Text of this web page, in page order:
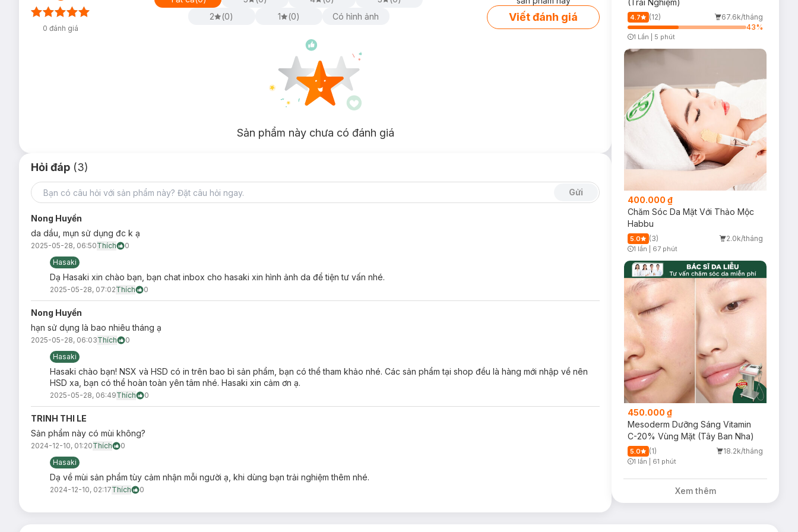
0 đánh giá
2
(0) 1 (0) Có hình ảnh Viết đánh giá
Sản phẩm này chưa có đánh giá
Hỏi đáp (3)
Gửi
Nong Huyền
da dầu, mụn sử dụng đc k ạ
2025-05-28, 06:50Thích
0
Hasaki
Dạ Hasaki xin chào bạn, bạn chat inbox cho hasaki xin hình ảnh da để tiện tư vấn nhé.
2025-05-28, 07:02Thích 0
Nong Huyền
hạn sử dụng là bao nhiêu tháng ạ
2025-05-28, 06:03Thích
0
Hasaki
Hasaki chào bạn! NSX và HSD có in trên bao bì sản phẩm, bạn có thể tham khảo nhé. Các sản phẩm tại shop đều là hàng mới nhập về nên
HSD xa, bạn có thể hoàn toàn yên tâm nhé. Hasaki xin cảm ơn ạ.
2025-05-28, 06:49Thích 0
TRINH THI LE
Sản phẩm này có mùi không?
2024-12-10, 01:20Thích
0
Hasaki
Dạ về mùi sản phẩm tùy cảm nhận mỗi người ạ, khi dùng bạn trải nghiệm thêm nhé.
2024-12-10, 02:17Thích 0
4.7 (12)
67.6k/tháng
43%
Timer Gray Icon
1 Lần 5 phút
400.000 ₫
Chăm Sóc Da Mặt Với Thảo Mộc
Habbu
5.0 (3) 2.0k/tháng
1 lần 67 phút
450.000 ₫
Mesoderm Dưỡng Sáng Vitamin
C-20% Vùng Mặt (Tây Ban Nha)
5.0 (1) 18.2k/tháng
Timer Gray Icon
1 lần 61 phút
Xem thêm